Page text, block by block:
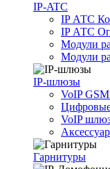
IP-ATC
IP АТС
IP АТС
Модули
Модули
IP-шлюзы
VoIP
VoIP
Гарнитуры